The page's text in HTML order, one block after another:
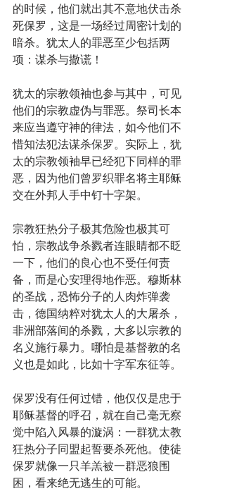
的时候，他们就出其不意地伏击杀
死保罗，这是一场经过周密计划的
暗杀。犹太人的罪恶至少包括两
项：谋杀与撒谎！
犹太的宗教领袖也参与其中，可见
他们的宗教虚伪与罪恶。祭司长本
来应当遵守神的律法，如今他们不
惜知法犯法谋杀保罗。实际上，犹
太的宗教领袖早已经犯下同样的罪
恶，因为他们曾罗织罪名将主耶稣
交在外邦人手中钉十字架。
宗教狂热分子极其危险也极其可
怕，宗教战争杀戮者连眼睛都不眨
一下，他们的良心也不受任何责
备，而是心安理得地作恶。穆斯林
的圣战，恐怖分子的人肉炸弹袭
击，德国纳粹对犹太人的大屠杀，
非洲部落间的杀戮，大多以宗教的
名义施行暴力。哪怕是基督教的名
义也是如此，比如十字军东征等。
保罗没有任何过错，他仅仅是忠于
耶稣基督的呼召，就在自己毫无察
觉中陷入风暴的漩涡：一群犹太教
狂热分子同盟起誓要杀死他。使徒
保罗就像一只羊羔被一群恶狼围
困，看来绝无逃生的可能。